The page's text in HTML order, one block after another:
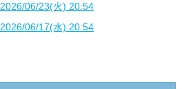
2026/06/23(火) 20:54
2026/06/17(水) 20:54